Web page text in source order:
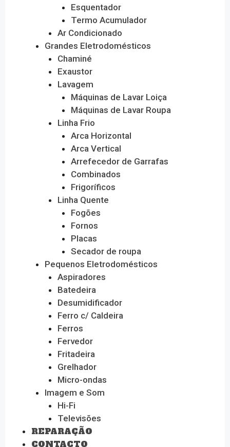
Esquentador
Termo Acumulador
Ar Condicionado
Grandes Eletrodomésticos
Chaminé
Exaustor
Lavagem
Máquinas de Lavar Loiça
Máquinas de Lavar Roupa
Linha Frio
Arca Horizontal
Arca Vertical
Arrefecedor de Garrafas
Combinados
Frigoríficos
Linha Quente
Fogões
Fornos
Placas
Secador de roupa
Pequenos Eletrodomésticos
Aspiradores
Batedeira
Desumidificador
Ferro c/ Caldeira
Ferros
Fervedor
Fritadeira
Grelhador
Micro-ondas
Imagem e Som
Hi-Fi
Televisões
REPARAÇÃO
CONTACTO